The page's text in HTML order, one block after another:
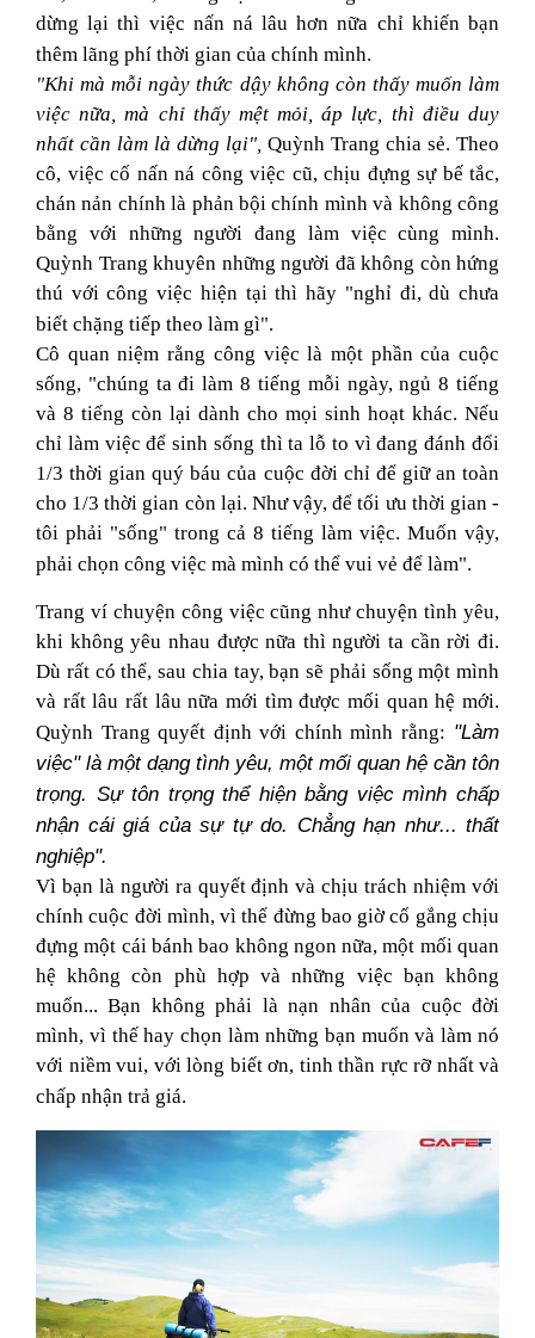
dừng lại thì việc nấn ná lâu hơn nữa chỉ khiến bạn
thêm lãng phí thời gian của chính mình.
"Khi mà mỗi ngày thức dậy không còn thấy muốn làm
việc nữa, mà chỉ thấy mệt mỏi, áp lực, thì điều duy
nhất cần làm là dừng lại", Quỳnh Trang chia sẻ. Theo
cô, việc cố nấn ná công việc cũ, chịu đựng sự bế tắc,
chán nản chính là phản bội chính mình và không công
bằng với những người đang làm việc cùng mình.
Quỳnh Trang khuyên những người đã không còn hứng
thú với công việc hiện tại thì hãy "nghỉ đi, dù chưa
biết chặng tiếp theo làm gì".
Cô quan niệm rằng công việc là một phần của cuộc
sống, "chúng ta đi làm 8 tiếng mỗi ngày, ngủ 8 tiếng
và 8 tiếng còn lại dành cho mọi sinh hoạt khác. Nếu
chỉ làm việc để sinh sống thì ta lỗ to vì đang đánh đổi
1/3 thời gian quý báu của cuộc đời chỉ để giữ an toàn
cho 1/3 thời gian còn lại. Như vậy, để tối ưu thời gian -
tôi phải "sống" trong cả 8 tiếng làm việc. Muốn vậy,
phải chọn công việc mà mình có thể vui vẻ để làm".
Trang ví chuyện công việc cũng như chuyện tình yêu,
khi không yêu nhau được nữa thì người ta cần rời đi.
Dù rất có thể, sau chia tay, bạn sẽ phải sống một mình
và rất lâu rất lâu nữa mới tìm được mối quan hệ mới.
Quỳnh Trang quyết định với chính mình rằng: "Làm
việc" là một dạng tình yêu, một mối quan hệ cần tôn
trọng. Sự tôn trọng thể hiện bằng việc mình chấp
nhận cái giá của sự tự do. Chẳng hạn như... thất
nghiệp".
Vì bạn là người ra quyết định và chịu trách nhiệm với
chính cuộc đời mình, vì thế đừng bao giờ cố gắng chịu
đựng một cái bánh bao không ngon nữa, một mối quan
hệ không còn phù hợp và những việc bạn không
muốn... Bạn không phải là nạn nhân của cuộc đời
mình, vì thế hay chọn làm những bạn muốn và làm nó
với niềm vui, với lòng biết ơn, tinh thần rực rỡ nhất và
chấp nhận trả giá.